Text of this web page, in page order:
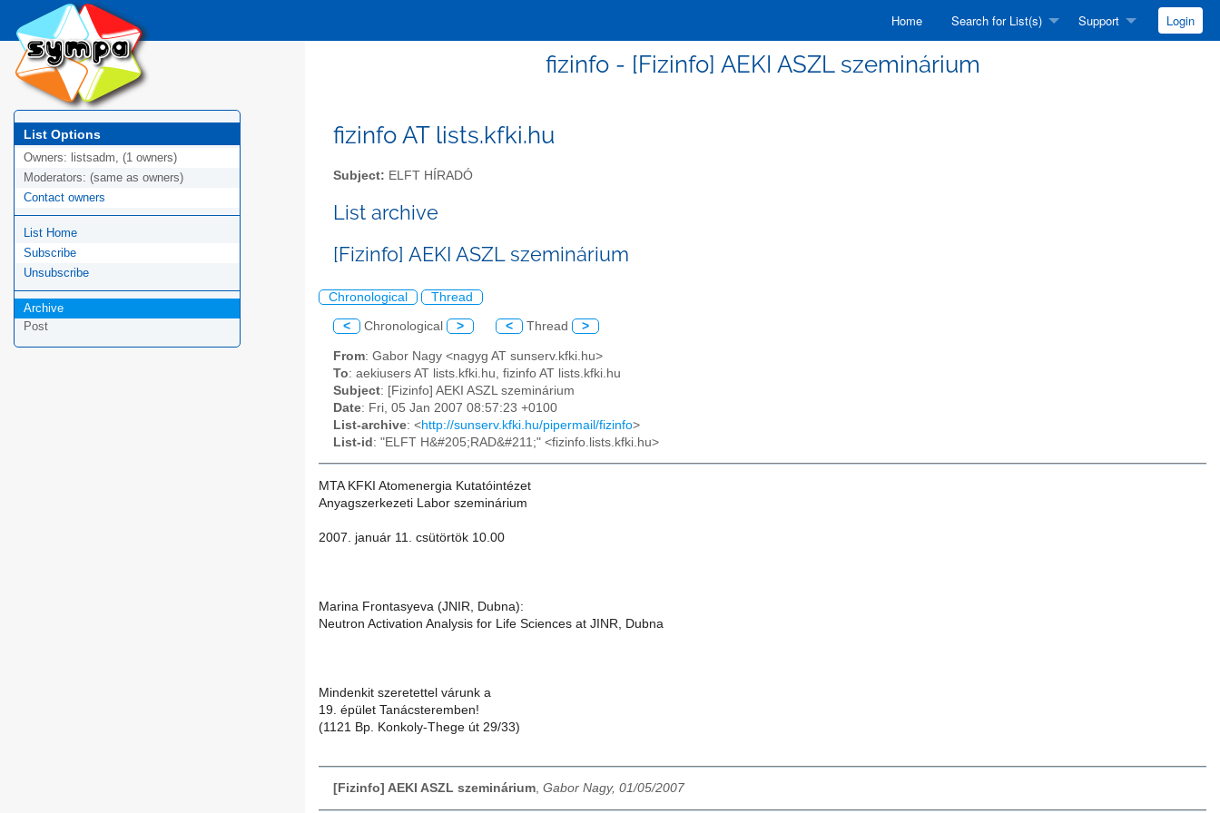
Home Search for List(s) Support Login
fizinfo - [Fizinfo] AEKI ASZL szeminárium
List Options
Owners: listsadm, (1 owners)
Moderators: (same as owners)
Contact owners
List Home
Subscribe
Unsubscribe
Archive
Post
fizinfo AT lists.kfki.hu
Subject: ELFT HÍRADÓ
List archive
[Fizinfo] AEKI ASZL szeminárium
Chronological Thread
< Chronological > < Thread >
From: Gabor Nagy <nagyg AT sunserv.kfki.hu>
To: aekiusers AT lists.kfki.hu, fizinfo AT lists.kfki.hu
Subject: [Fizinfo] AEKI ASZL szeminárium
Date: Fri, 05 Jan 2007 08:57:23 +0100
List-archive: <http://sunserv.kfki.hu/pipermail/fizinfo>
List-id : "ELFT H&#205;RAD&#211;" <fizinfo.lists.kfki.hu>
MTA KFKI Atomenergia Kutatóintézet
Anyagszerkezeti Labor szeminárium
2007. január 11. csütörtök 10.00
Marina Frontasyeva (JNIR, Dubna):
Neutron Activation Analysis for Life Sciences at JINR, Dubna
Mindenkit szeretettel várunk a
19. épület Tanácsteremben!
(1121 Bp. Konkoly-Thege út 29/33)
[Fizinfo] AEKI ASZL szeminárium, Gabor Nagy, 01/05/2007